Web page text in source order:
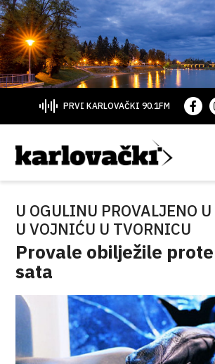
PRVI KARLOVAČKI 90.1FM
U OGULINU PROVALJENO
U VOJNIĆU U TVORNICU
Provale obilježile
sata